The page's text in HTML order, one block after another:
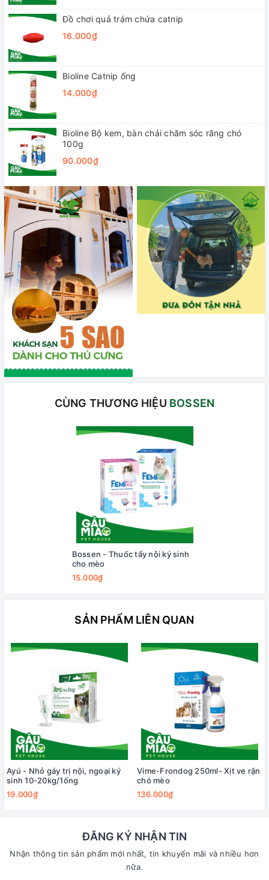
Đồ chơi quả trám chứa catnip
16.000₫
Bioline Catnip ống
14.000₫
Bioline Bộ kem, bàn chải chăm sóc răng chó
100g
90.000₫
CÙNG THƯƠNG HIỆU BOSSEN
Bossen - Thuốc tẩy nội ký sinh
cho mèo
15.000₫
SẢN PHẨM LIÊN QUAN
Ayú - Nhỏ gáy trị nội, ngoại ký
sinh 10-20kg/1ống
19.000₫
Vime-Frondog 250ml- Xịt ve rận
chó mèo
136.000₫
ĐĂNG KÝ NHẬN TIN
Nhận thông tin sản phẩm mới nhất, tin khuyến mãi và nhiều hơn
nữa.